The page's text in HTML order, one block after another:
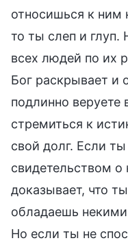
относишься к ним
то ты слеп и глуп.
всех людей по их
Бог раскрывает и
подлинно
стремиться к
свой долг. Если
свидетельством о
доказывает, что
обладаешь
Но если ты не